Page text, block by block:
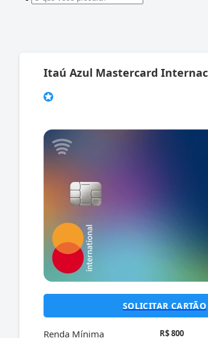
Itaú Azul Mastercard
SOLICITAR CARTÃO
Renda Mínima R$ 800